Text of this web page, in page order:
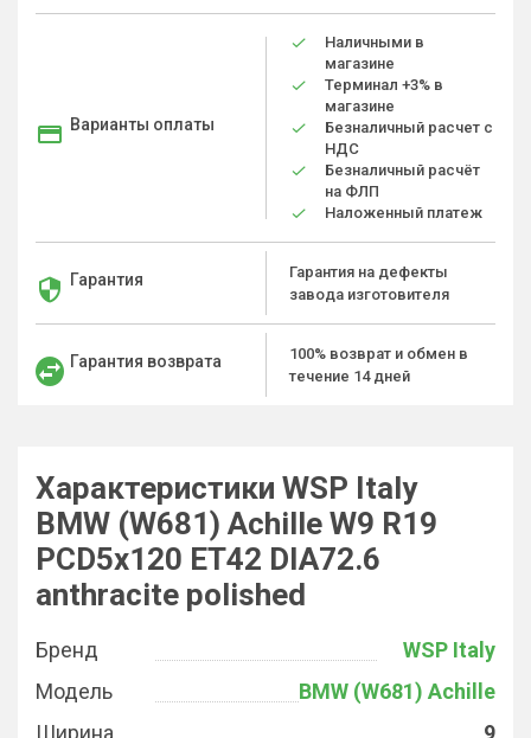
Варианты оплаты
Наличными в
магазине
Терминал +3% в
магазине
Безналичный расчет с
НДС
Безналичный расчёт
на ФЛП
Наложенный платеж
Гарантия
Гарантия на дефекты
завода изготовителя
Гарантия возврата
100% возврат и обмен в
течение 14 дней
Характеристики WSP Italy
BMW (W681) Achille W9 R19
PCD5x120 ET42 DIA72.6
anthracite polished
Бренд
WSP Italy
Модель
BMW (W681) Achille
Ширина
9